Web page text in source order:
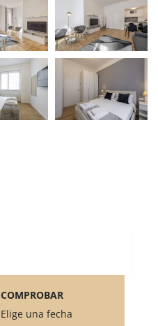
COMPROBAR
Elige una fecha